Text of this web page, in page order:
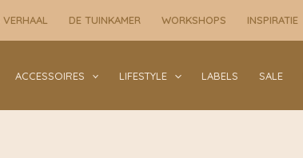
DE TUINKAMER WORKSHOPS INSPIRATIE
ACCESSOIRES LIFESTYLE LABELS SALE